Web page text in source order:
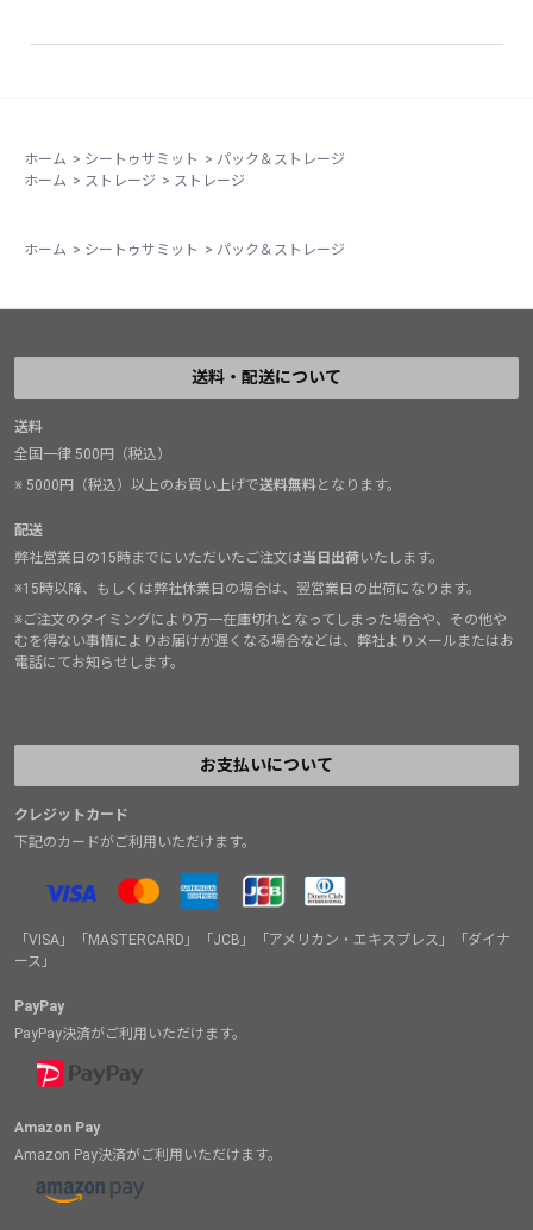
ホーム > シートゥサミット > パック＆ストレージ
ホーム > ストレージ > ストレージ
ホーム > シートゥサミット > パック＆ストレージ
送料・配送について
送料
全国一律 500円（税込）
※ 5000円（税込）以上のお買い上げで送料無料となります。
配送
弊社営業日の15時までにいただいたご注文は当日出荷いたします。
※15時以降、もしくは弊社休業日の場合は、翌営業日の出荷になります。
※ご注文のタイミングにより万一在庫切れとなってしまった場合や、その他や
むを得ない事情によりお届けが遅くなる場合などは、弊社よりメールまたはお
電話にてお知らせします。
お支払いについて
クレジットカード
下記のカードがご利用いただけます。
「VISA」「MASTERCARD」「JCB」「アメリカン・エキスプレス」「ダイナ
ース」
PayPay
PayPay決済がご利用いただけます。
Amazon Pay
Amazon Pay決済がご利用いただけます。